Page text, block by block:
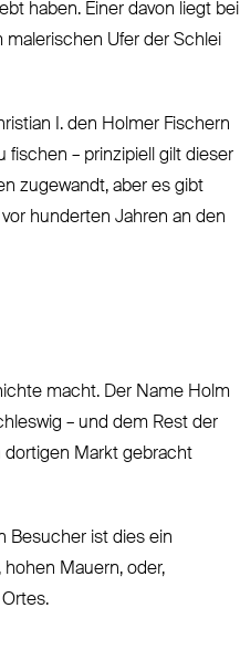
haben. Einer davon liegt bei
malerischen Ufer der Schlei
I. den Holmer Fischern
fischen – prinzipiell gilt dieser
zugewandt, aber es gibt
hunderten Jahren an den
macht. Der Name Holm
– und dem Rest der
dortigen Markt gebracht
Besucher ist dies ein
Mauern, oder,